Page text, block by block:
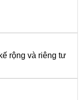
rộng và riêng tư